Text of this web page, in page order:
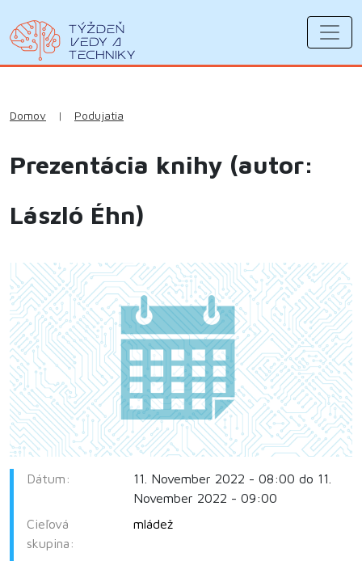
Domov | Podujatia
Prezentácia knihy (autor:
László Éhn)
Dátum:
11. November 2022 - 08:00 do 11.
November 2022 - 09:00
Cieľová
skupina:
mládež